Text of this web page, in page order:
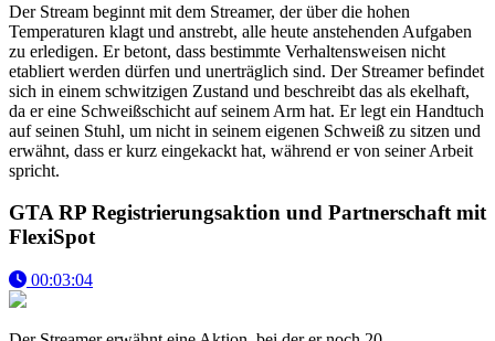
Der Stream beginnt mit dem Streamer, der über die hohen
Temperaturen klagt und anstrebt, alle heute anstehenden Aufgaben
zu erledigen. Er betont, dass bestimmte Verhaltensweisen nicht
etabliert werden dürfen und unerträglich sind. Der Streamer befindet
sich in einem schwitzigen Zustand und beschreibt das als ekelhaft,
da er eine Schweißschicht auf seinem Arm hat. Er legt ein Handtuch
auf seinen Stuhl, um nicht in seinem eigenen Schweiß zu sitzen und
erwähnt, dass er kurz eingekackt hat, während er von seiner Arbeit
spricht.
GTA RP Registrierungsaktion und Partnerschaft mit
FlexiSpot
00:03:04